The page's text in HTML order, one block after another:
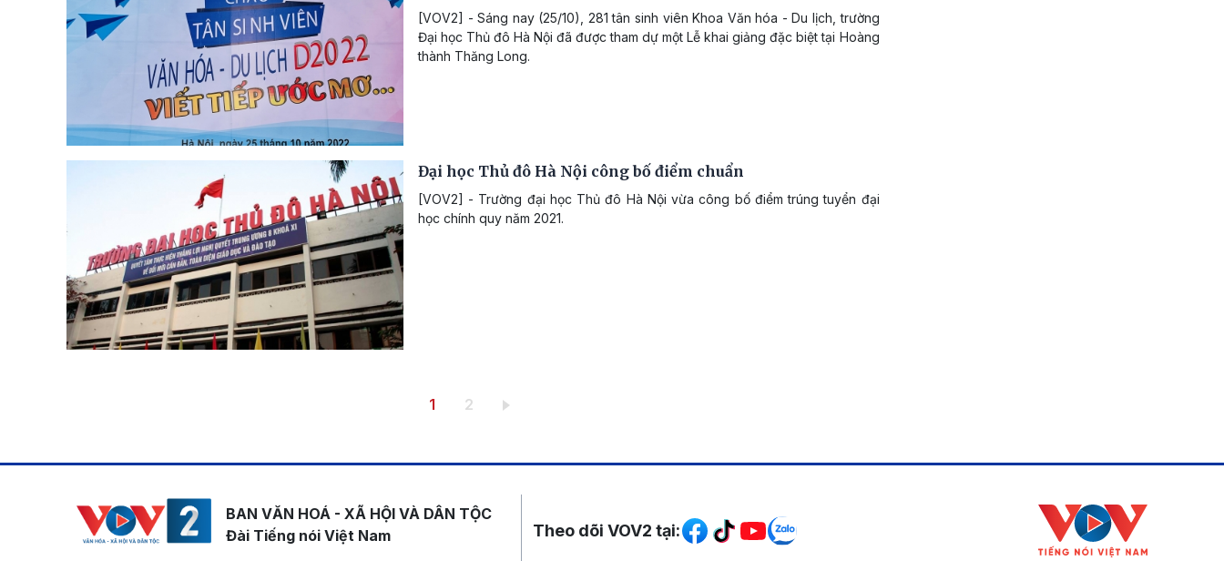
[VOV2] - Sáng nay (25/10), 281 tân sinh viên Khoa Văn hóa - Du lịch, trường
Đại học Thủ đô Hà Nội đã được tham dự một Lễ khai giảng đặc biệt tại Hoàng
thành Thăng Long.
Đại học Thủ đô Hà Nội công bố điểm chuẩn
[VOV2] - Trường đại học Thủ đô Hà Nội vừa công bố điểm trúng tuyển đại
học chính quy năm 2021.
Trang hiện thời
1 Trang
2
BAN VĂN HOÁ - XÃ HỘI VÀ DÂN TỘC
Đài Tiếng nói Việt Nam
Mạng xã hội
Theo dõi VOV2 tại: